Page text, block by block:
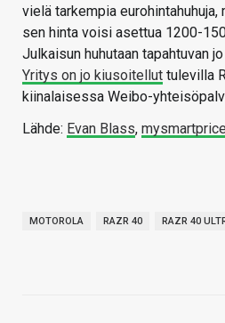
vielä tarkempia eurohintahuhuja,
sen hinta voisi asettua 1200-
Julkaisun huhutaan tapahtuvan
Yritys on jo kiusoitellut tulevilla
kiinalaisessa Weibo-
Lähde: Evan Blass, mysmartprice
MOTOROLA RAZR 40 RAZR 40